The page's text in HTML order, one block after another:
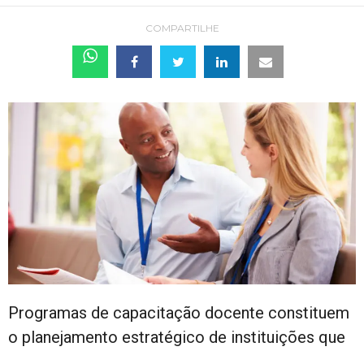
COMPARTILHE
Programas de capacitação docente constituem
o planejamento estratégico de instituições que